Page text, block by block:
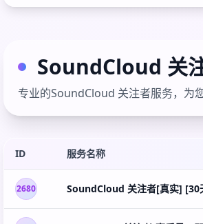
SoundCloud 关
专业的SoundCloud 关注者服务，为
ID 服务名称
2680 SoundCloud 关注者[真实]